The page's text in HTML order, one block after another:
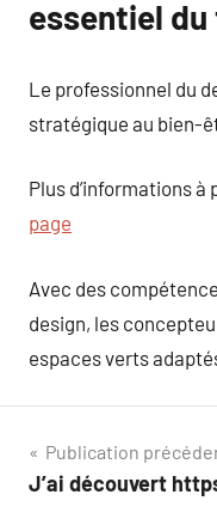
essentiel
Le professionnel du
stratégique au bien-
Plus d’informations à
page
Avec des
design, les
espaces verts
Navigation
de
Publication
J’ai découvert